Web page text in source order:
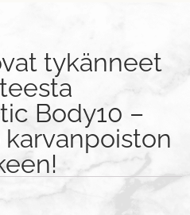
tykänneet
Body10 –